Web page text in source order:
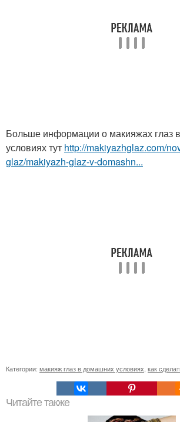
Больше информации о макияжах глаз
условиях тут http://makiyazhglaz.com/
glaz/makiyazh-glaz-v-domashn...
Категории: макияж глаз в домашних условиях как
Читайте также